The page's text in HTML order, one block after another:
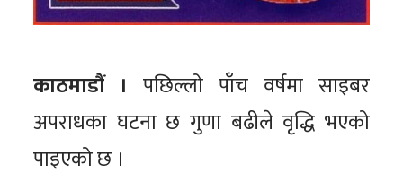
काठमाडौं । पछिल्लो पाँच वर्षमा साइबर
अपराधका घटना छ गुणा बढीले वृद्धि भएको
पाइएको छ ।